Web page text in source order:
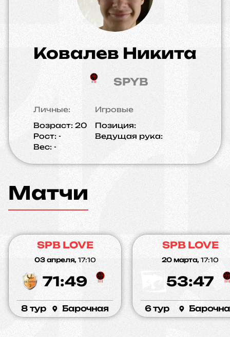
Ковалев Никита
SPYB
Личные:
Возраст:20
Рост: -
Вес: -
Игровые
Позиция:
Ведущая рука:
Матчи
SPB LOVE
03 апреля, 17:10
71:49
8 тур Барочная
SPB LOVE
20 марта, 17:10
53:47
6 тур